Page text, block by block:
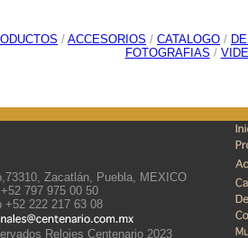
/ ACCESORIOS / CATALOGO /
FOTOGRAFIAS /
Zacatlán, Puebla, MEXICO
797 975 00 50
+52 222 217 63 08
Relojes Centenario 2023